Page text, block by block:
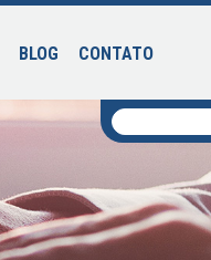
BLOG CONTATO